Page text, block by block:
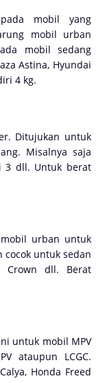
mobil yang
mobil urban
mobil sedang
Astina, Hyundai
4 kg.
Ditujukan untuk
Misalnya saja
3 dll. Untuk berat
urban untuk
cocok untuk sedan
Crown dll. Berat
untuk mobil MPV
ataupun LCGC.
Honda Freed